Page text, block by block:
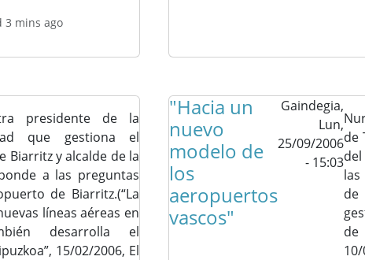
3 mins ago
presidente de la
que gestiona el
Biarritz y alcalde de la
a las preguntas
de Biarritz.(“La
líneas aéreas en
desarrolla el
15/02/2006, El
"Hacia un
nuevo
modelo de
los
aeropuertos
vascos"
Gaindegia,
Lun,
25/09/2006
- 15:03
de
de